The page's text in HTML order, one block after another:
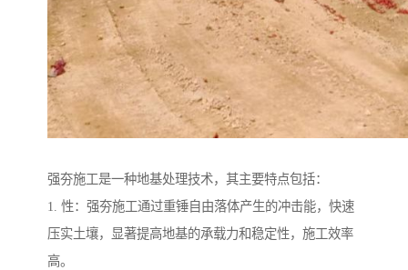
强夯施工是一种地基处理技术，其主要特点包括：
1. 性：强夯施工通过重锤自由落体产生的冲击能，快速
压实土壤，显著提高地基的承载力和稳定性，施工效率
高。